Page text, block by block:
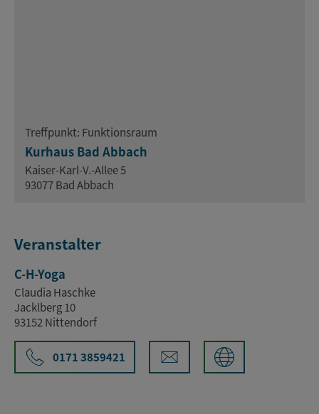
Treffpunkt: Funktionsraum
Kurhaus Bad Abbach
Kaiser-Karl-V.-Allee 5
93077 Bad Abbach
Veranstalter
C-H-Yoga
Claudia Haschke
Jacklberg 10
93152 Nittendorf
0171 3859421